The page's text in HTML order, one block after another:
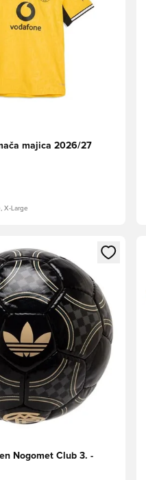
majica 2026/27
X-Large
prijavo ali vpis kot član
Nogomet Club 3. -